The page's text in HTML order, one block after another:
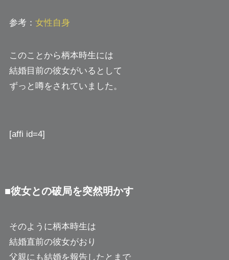
参考： 女性自身
このことから柄本時生には
結婚目前の彼女がいるとして
ずっと噂をされていました。
[affi id=4]
■彼女との破局を突然明かす
そのように柄本時生は
結婚直前の彼女がおり
父親にも結婚を報告したとまで